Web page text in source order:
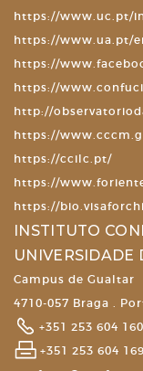
https://www.uc.pt/
https://www.ua.pt/
https://
https://
http://
https://
https://ccilc.pt/
https://
https://
INSTITUTO
UNIVERSIDADE
Campus de Gualtar
4710-057 Braga .
+351 253 604
+351 253 604 169